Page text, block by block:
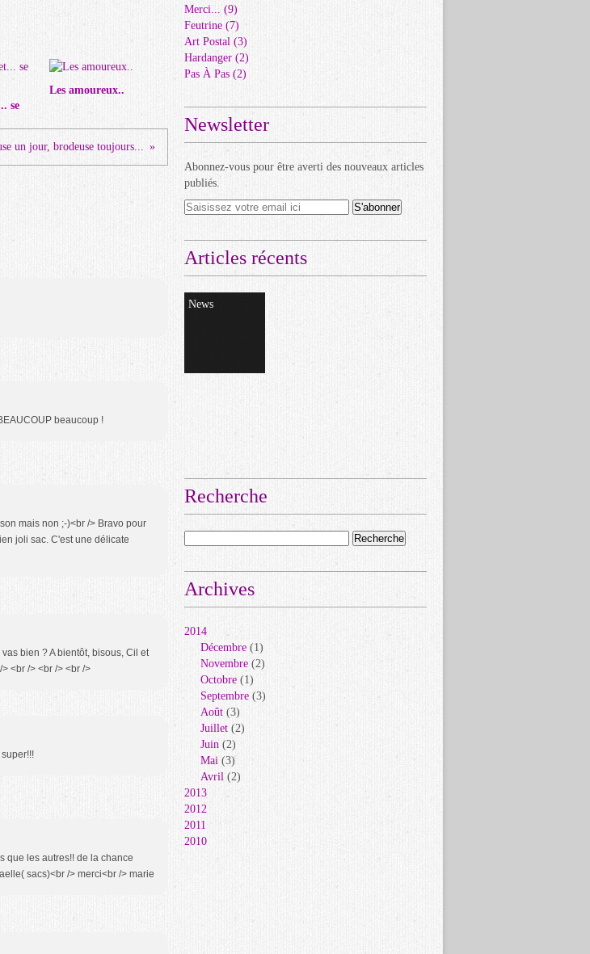
se
Les amoureux..
un jour, brodeuse toujours...
beaucoup !
mais non ;-)<br /> Bravo pour
joli sac. C'est une délicate
bien ? A bientôt, bisous, Cil et
<br /> <br /> <br />
que les autres!! de la chance
sacs)<br /> merci<br /> marie
Merci... (9)
Feutrine (7)
Art Postal (3)
Hardanger (2)
Pas À Pas (2)
Newsletter
Abonnez-vous pour être averti des nouveaux articles
publiés.
Articles récents
News
Recherche
Archives
2014
Décembre (1)
Novembre (2)
Octobre (1)
Septembre (3)
Août (3)
Juillet (2)
Juin (2)
Mai (3)
Avril (2)
2013
2012
2011
2010